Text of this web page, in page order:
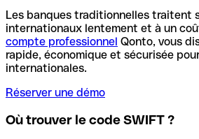
Les banques traditionnelles traitent
internationaux lentement et à un
compte professionnel Qonto, vous
rapide, économique et sécurisée
internationales.
Réserver une démo
Où trouver le code SWIFT ?